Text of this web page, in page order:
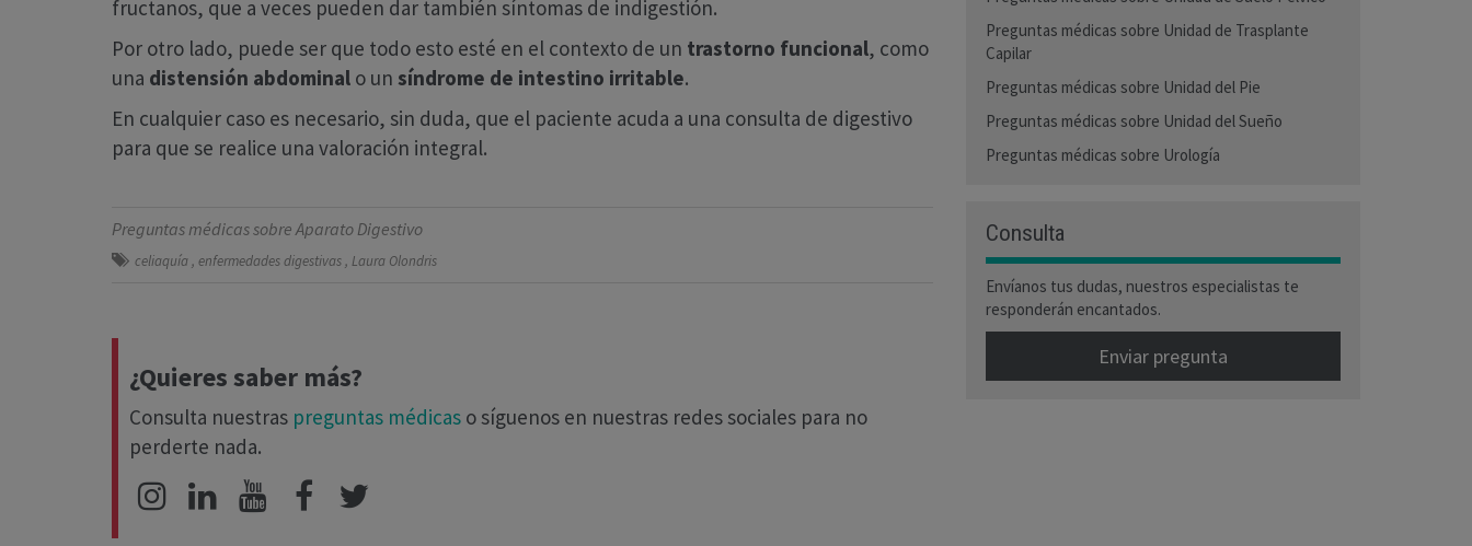
fructanos, que a veces pueden dar también síntomas de indigestión.
Por otro lado, puede ser que todo esto esté en el contexto de un trastorno funcional, como
una distensión abdominal o un síndrome de intestino irritable.
En cualquier caso es necesario, sin duda, que el paciente acuda a una consulta de digestivo
para que se realice una valoración integral.
Preguntas médicas sobre Aparato Digestivo
celiaquía, enfermedades digestivas, Laura Olondris
¿Quieres saber más?
Consulta nuestras preguntas médicas o síguenos en nuestras redes sociales para no
perderte nada.
Preguntas médicas sobre Unidad de Trasplante
Capilar
Preguntas médicas sobre Unidad del Pie
Preguntas médicas sobre Unidad del Sueño
Preguntas médicas sobre Urología
Consulta
Envíanos tus dudas, nuestros especialistas te
responderán encantados.
Enviar pregunta